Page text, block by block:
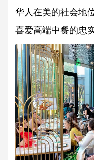
华人在美的社会地
喜爱高端中餐的忠